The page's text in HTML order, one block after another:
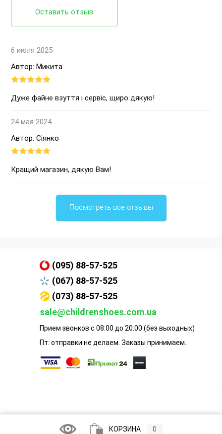
Оставить отзыв
6 июля 2025
Автор: Микита
Дуже файне взуття і сервіс, щиро дякую!
24 мая 2024
Автор: Сіянко
Кращий магазин, дякую Вам!
Посмотреть все отзывы
(095) 88-57-525
(067) 88-57-525
(073) 88-57-525
sale@childrenshoes.com.ua
Прием звонков с 08:00 до 20:00 (без выходных)
Пт: отправки не делаем. Заказы принимаем.
КОРЗИНА 0